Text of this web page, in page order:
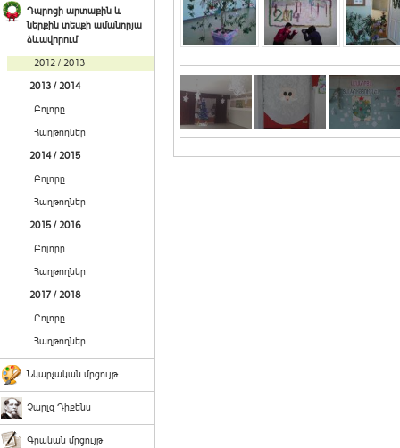
Դպրոցի արտաքին և
ներքին տեսքի ամանորյա
ձևավորում
2012 / 2013
2013 / 2014
Բոլորը
Հաղթողներ
2014 / 2015
Բոլորը
Հաղթողներ
2015 / 2016
Բոլորը
Հաղթողներ
2017 / 2018
Բոլորը
Հաղթողներ
Նկարչական մրցույթ
Չարլզ Դիքենս
Գրական մրցույթ